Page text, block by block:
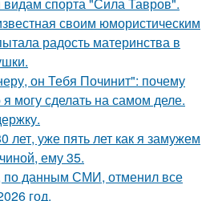
своим юмористическим
радость материнства в
он Тебя Починит": почему
могу сделать на самом деле.
лет, уже пять лет как я замужем
ему 35.
по данным СМИ, отменил все
год.